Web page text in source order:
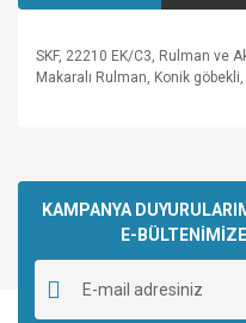
SKF, 22210 EK/C3, Rulman ve
Makaralı Rulman, Konik
kullanarak tarafımıza
Görüş ve önerileriniz için
Ürün resmi kalitesiz,
Ürün açıklamasında
KAMPANYA
E-